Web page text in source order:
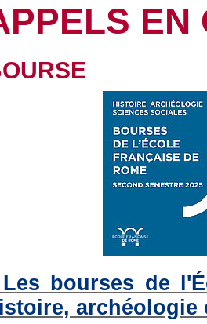
EN
Les bourses de
archéologie